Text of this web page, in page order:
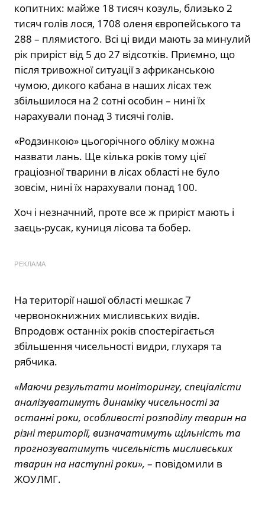
копитних: майже 18 тисяч козуль, близько 2
тисяч голів лося, 1708 оленя європейського та
288 – плямистого. Всі ці види мають за минулий
рік приріст від 5 до 27 відсотків. Приємно, що
після тривожної ситуації з африканською
чумою, дикого кабана в наших лісах теж
збільшилося на 2 сотні особин – нині їх
нарахували понад 3 тисячі голів.
«Родзинкою» цьогорічного обліку можна
назвати лань. Ще кілька років тому цієї
граціозної тварини в лісах області не було
зовсім, нині їх нарахували понад 100.
Хоч і незначний, проте все ж приріст мають і
заєць-русак, куниця лісова та бобер.
РЕКЛАМА
На території нашої області мешкає 7
червонокнижних мисливських видів.
Впродовж останніх років спостерігається
збільшення чисельності видри, глухаря та
рябчика.
«Маючи результати моніторингу, спеціалісти
аналізуватимуть динаміку чисельності за
останні роки, особливості розподілу тварин на
різні території, визначатимуть щільність та
прогнозуватимуть чисельність мисливських
тварин на наступні роки», – повідомили в
ЖОУЛМГ.